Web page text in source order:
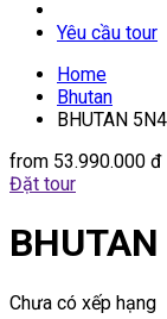
Yêu cầu tour
Home
Bhutan
BHUTAN
from 53.990.000 đ
Đặt tour
Chưa có xếp hạng